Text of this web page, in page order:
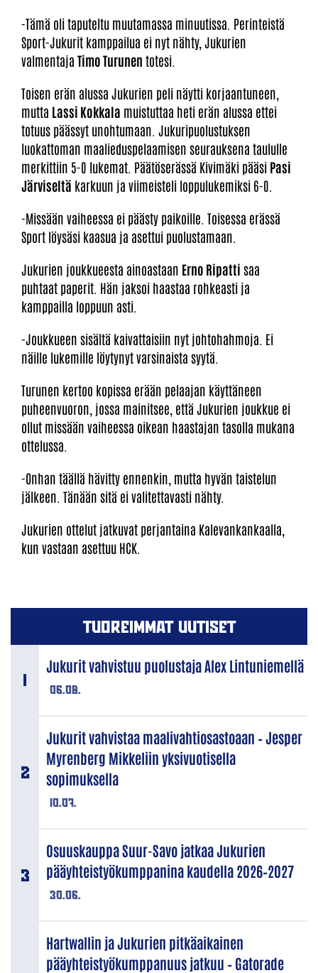
-Tämä oli taputeltu muutamassa minuutissa. Perinteistä
Sport-Jukurit kamppailua ei nyt nähty, Jukurien
valmentaja Timo Turunen totesi.
Toisen erän alussa Jukurien peli näytti korjaantuneen,
mutta Lassi Kokkala muistuttaa heti erän alussa ettei
totuus päässyt unohtumaan. Jukuripuolustuksen
luokattoman maalieduspelaamisen seurauksena taululle
merkittiin 5-0 lukemat. Päätöserässä Kivimäki pääsi Pasi
Järviseltä karkuun ja viimeisteli loppulukemiksi 6-0.
-Missään vaiheessa ei päästy paikoille. Toisessa erässä
Sport löysäsi kaasua ja asettui puolustamaan.
Jukurien joukkueesta ainoastaan Erno Ripatti saa
puhtaat paperit. Hän jaksoi haastaa rohkeasti ja
kamppailla loppuun asti.
-Joukkueen sisältä kaivattaisiin nyt johtohahmoja. Ei
näille lukemille löytynyt varsinaista syytä.
Turunen kertoo kopissa erään pelaajan käyttäneen
puheenvuoron, jossa mainitsee, että Jukurien joukkue ei
ollut missään vaiheessa oikean haastajan tasolla mukana
ottelussa.
-Onhan täällä hävitty ennenkin, mutta hyvän taistelun
jälkeen. Tänään sitä ei valitettavasti nähty.
Jukurien ottelut jatkuvat perjantaina Kalevankankaalla,
kun vastaan asettuu HCK.
TUOREIMMAT UUTISET
06.08.
Jukurit vahvistuu puolustaja Alex Lintuniemellä
10.07.
Jukurit vahvistaa maalivahtiosastoaan – Jesper
Myrenberg Mikkeliin yksivuotisella
sopimuksella
30.06.
Osuuskauppa Suur-Savo jatkaa Jukurien
pääyhteistyökumppanina kaudella 2026–2027
Hartwallin ja Jukurien pitkäaikainen
pääyhteistyökumppanuus jatkuu – Gatorade